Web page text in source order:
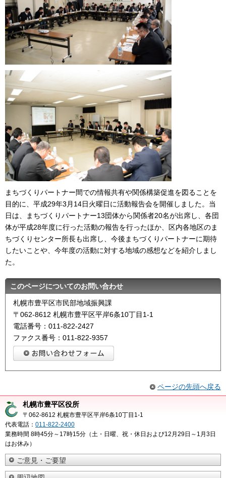
まちづくりパートナー間での情報共有や関係構築促進を図ることを
目的に、平成29年3月14日火曜日に活動報告会を開催しました。当
日は、まちづくりパートナー13団体から関係者20名が出席し、各団
体が平成28年度に行った活動の報告を行ったほか、区内各地区のま
ちづくりセンター所長も出席し、今後まちづくりパートナーに期待
したいことや、今年度の活動に対する地域の感想などを紹介しまし
た。
このページについてのお問い合わせ
札幌市豊平区市民部地域振興課
〒062-8612 札幌市豊平区平岸6条10丁目1-1
電話番号：011-822-2427
ファクス番号：011-822-9357
ページの先頭へ戻る
札幌市豊平区役所
〒062-8612 札幌市豊平区平岸6条10丁目1-1
代表電話： 011-822-2400
業務時間 8時45分～17時15分（土・日曜、祝・休日および12月29日～1月3日
はお休み）
ご意見・ご要望